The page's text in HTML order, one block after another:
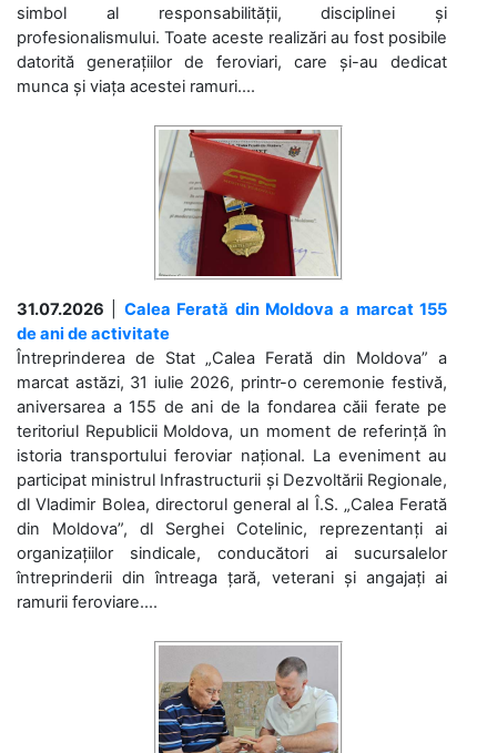
simbol al responsabilității, disciplinei și
profesionalismului. Toate aceste realizări au fost posibile
datorită generațiilor de feroviari, care și-au dedicat
munca și viața acestei ramuri....
31.07.2026
Calea Ferată din Moldova a marcat 155
de ani de activitate
Întreprinderea de Stat „Calea Ferată din Moldova” a
marcat astăzi, 31 iulie 2026, printr-o ceremonie festivă,
aniversarea a 155 de ani de la fondarea căii ferate pe
teritoriul Republicii Moldova, un moment de referință în
istoria transportului feroviar național. La eveniment au
participat ministrul Infrastructurii și Dezvoltării Regionale,
dl Vladimir Bolea, directorul general al Î.S. „Calea Ferată
din Moldova”, dl Serghei Cotelinic, reprezentanți ai
organizațiilor sindicale, conducători ai sucursalelor
întreprinderii din întreaga țară, veterani și angajați ai
ramurii feroviare....